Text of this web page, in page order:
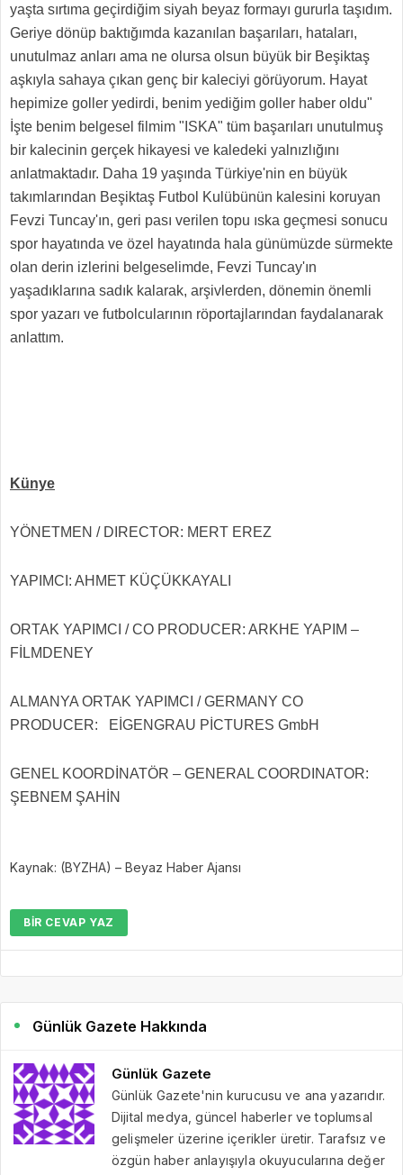
yaşta sırtıma geçirdiğim siyah beyaz formayı gururla taşıdım.
Geriye dönüp baktığımda kazanılan başarıları, hataları,
unutulmaz anları ama ne olursa olsun büyük bir Beşiktaş
aşkıyla sahaya çıkan genç bir kaleciyi görüyorum. Hayat
hepimize goller yedirdi, benim yediğim goller haber oldu"
İşte benim belgesel filmim "ISKA" tüm başarıları unutulmuş
bir kalecinin gerçek hikayesi ve kaledeki yalnızlığını
anlatmaktadır. Daha 19 yaşında Türkiye'nin en büyük
takımlarından Beşiktaş Futbol Kulübünün kalesini koruyan
Fevzi Tuncay'ın, geri pası verilen topu ıska geçmesi sonucu
spor hayatında ve özel hayatında hala günümüzde sürmekte
olan derin izlerini belgeselimde, Fevzi Tuncay'ın
yaşadıklarına sadık kalarak, arşivlerden, dönemin önemli
spor yazarı ve futbolcularının röportajlarından faydalanarak
anlattım.
Künye
YÖNETMEN / DIRECTOR: MERT EREZ
YAPIMCI: AHMET KÜÇÜKKAYALI
ORTAK YAPIMCI / CO PRODUCER: ARKHE YAPIM –
FİLMDENEY
ALMANYA ORTAK YAPIMCI / GERMANY CO
PRODUCER: EİGENGRAU PİCTURES GmbH
GENEL KOORDİNATÖR – GENERAL COORDINATOR:
ŞEBNEM ŞAHİN
Kaynak: (BYZHA) – Beyaz Haber Ajansı
BIR CEVAP YAZ
Günlük Gazete Hakkında
Günlük Gazete
Günlük Gazete'nin kurucusu ve ana yazarıdır.
Dijital medya, güncel haberler ve toplumsal
gelişmeler üzerine içerikler üretir. Tarafsız ve
özgün haber anlayışıyla okuyucularına değer